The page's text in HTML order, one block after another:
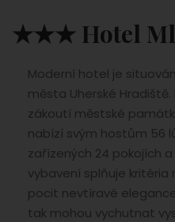
★★★ Hotel
Moderní hotel je
města Uherské
zákoutí městské
nabízí svým hostům 56
zařízených 24 pokojích
vybavení splňuje kritéria
pocit nevtíravé
tak mohou vychutnat